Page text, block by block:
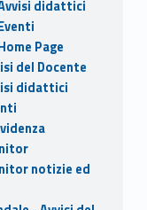
didattici
Page
del Docente
didattici
notizie ed